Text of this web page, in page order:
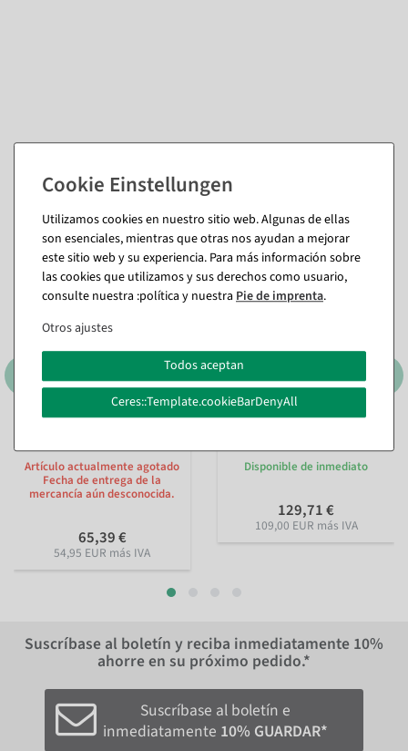
También te puede gustar (8)
Artículo actualmente agotado
Fecha de entrega de la
mercancía aún desconocida.
65,39 €
54,95 EUR más IVA
Disponible de inmediato
129,71 €
109,00 EUR más IVA
Suscríbase al boletín y reciba inmediatamente 10%
ahorre en su próximo pedido.*
Suscríbase al boletín e
inmediatamente 10% GUARDAR*
Utilizamos cookies en nuestro sitio web. Algunas de ellas
son esenciales, mientras que otras nos ayudan a mejorar
este sitio web y su experiencia. Para más información sobre
las cookies que utilizamos y sus derechos como usuario,
consulte nuestra :política y nuestra Pie de imprenta.
Otros ajustes
Todos aceptan
Ceres::Template.cookieBarDenyAll